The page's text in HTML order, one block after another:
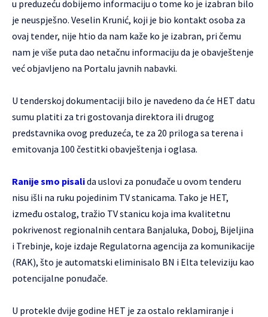
u preduzeću dobijemo informaciju o tome ko je izabran bilo
je neuspješno. Veselin Krunić, koji je bio kontakt osoba za
ovaj tender, nije htio da nam kaže ko je izabran, pri čemu
nam je više puta dao netačnu informaciju da je obavještenje
već objavljeno na Portalu javnih nabavki.
U tenderskoj dokumentaciji bilo je navedeno da će HET datu
sumu platiti za tri gostovanja direktora ili drugog
predstavnika ovog preduzeća, te za 20 priloga sa terena i
emitovanja 100 čestitki obavještenja i oglasa.
Ranije smo pisalida uslovi za ponuđače u ovom tenderu
nisu išli na ruku pojedinim TV stanicama. Tako je HET,
između ostalog, tražio TV stanicu koja ima kvalitetnu
pokrivenost regionalnih centara Banjaluka, Doboj, Bijeljina
i Trebinje, koje izdaje Regulatorna agencija za komunikacije
(RAK), što je automatski eliminisalo BN i Elta televiziju kao
potencijalne ponuđače.
U protekle dvije godine HET je za ostalo reklamiranje i